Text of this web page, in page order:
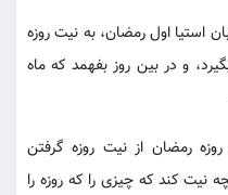
است‏يا اول رمضان، به نيت روزه
و در بين روز بفهمد كه ماه
روزه رمضان از نيت روزه گرفتن
نيت كند كه چيزى را كه روزه را